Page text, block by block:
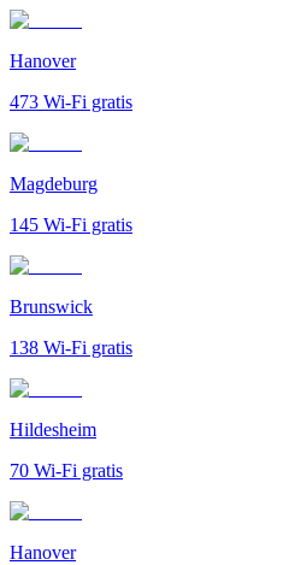
Hanover
473 Wi-Fi gratis
Magdeburg
145 Wi-Fi gratis
Brunswick
138 Wi-Fi gratis
Hildesheim
70 Wi-Fi gratis
Hanover